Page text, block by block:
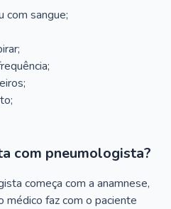
com sangue;
com pneumologista?
começa com a anamnese,
médico faz com o paciente